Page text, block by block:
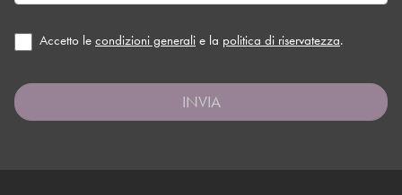
Accetto le condizioni generali e la politica di riservatezza.
INVIA